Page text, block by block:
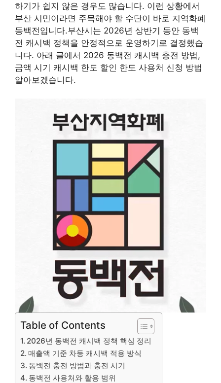
하기가 쉽지 않은 경우도 많습니다. 이런 상황에서
부산 시민이라면 주목해야 할 수단이 바로 지역화폐
동백전입니다.부산시는 2026년 상반기 동안 동백
전 캐시백 정책을 안정적으로 운영하기로 결정했습
니다. 아래 글에서 2026 동백전 캐시백 충전 방법,
금액 시기 캐시백 한도 할인 한도 사용처 신청 방법
알아보겠습니다.
Table of Contents
2026년 동백전 캐시백 정책 핵심 정리
매출액 기준 차등 캐시백 적용 방식
동백전 충전 방법과 충전 시기
동백전 사용처와 활용 범위